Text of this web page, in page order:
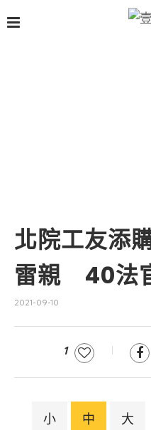
北院工友添
雷親 40法
2021-09-10
1
小 中 大